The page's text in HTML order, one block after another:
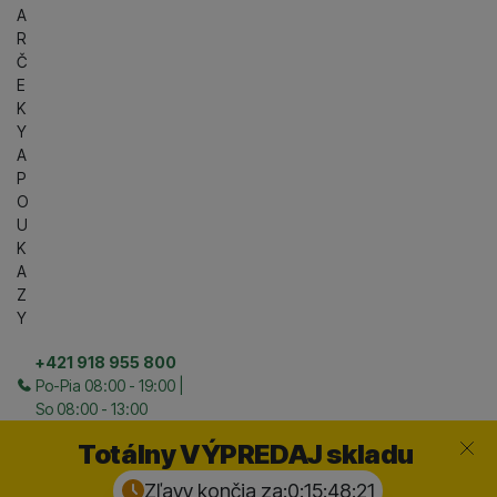
A
R
Č
E
K
Y
A
P
O
U
K
A
Z
Y
+421 918 955 800
Po-Pia 08:00 - 19:00 |
So 08:00 - 13:00
Totálny VÝPREDAJ skladu
Zľavy končia za:0:15:48:20
Zavrieť